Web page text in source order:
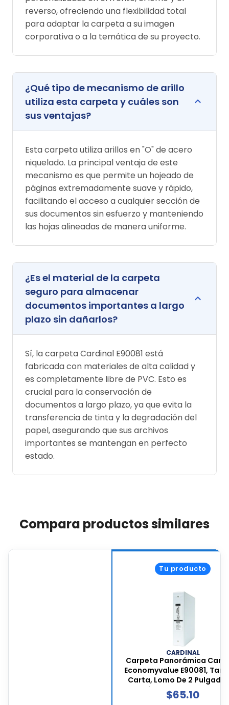
reverso, ofreciendo una flexibilidad total
para adaptar la carpeta a su imagen
corporativa o a la temática de su proyecto.
¿Qué tipo de mecanismo de arillo
utiliza esta carpeta y cuáles son
sus ventajas?
Esta carpeta utiliza arillos en "O" de acero
niquelado. La principal ventaja de este
mecanismo es que permite un hojeado de
páginas extremadamente suave y rápido,
facilitando el acceso a cualquier sección de
sus documentos sin esfuerzo y manteniendo
las hojas alineadas de manera uniforme.
¿Es el material de la carpeta
seguro para almacenar
documentos importantes a largo
plazo sin dañarlos?
Sí, la carpeta Cardinal E90081 está
fabricada con materiales de alta calidad y
es completamente libre de PVC. Esto es
crucial para la conservación de
documentos a largo plazo, ya que evita la
transferencia de tinta y la degradación del
papel, asegurando que sus archivos
importantes se mantengan en perfecto
estado.
Compara productos similares
Tu producto
CARDINAL
Carpeta Panorámica
Economyvalue E90081,
Carta, Lomo De 2
Arillos En Forma De "o",
Material Cartón Forrado
$65.10